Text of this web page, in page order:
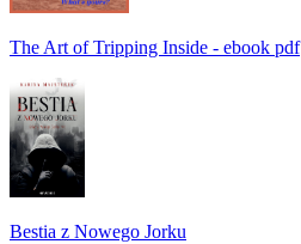
The Art of Tripping Inside - ebook pdf
Bestia z Nowego Jorku